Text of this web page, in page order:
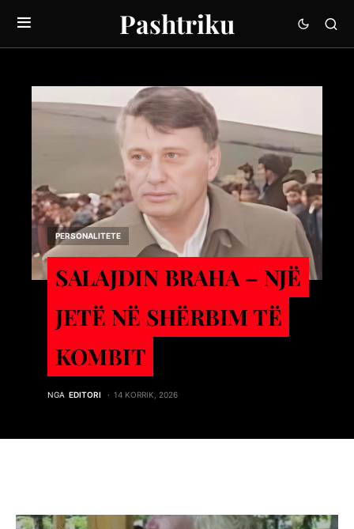
Pashtriku
PERSONALITETE
SALAJDIN BRAHA – NJЁ
JETЁ NЁ SHЁRBIM TЁ
KOMBIT
NGA EDITORI 14 KORRIK, 2026